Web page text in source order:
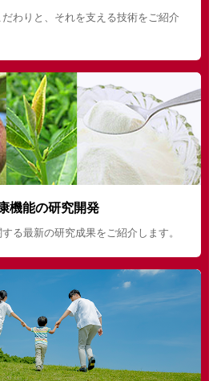
わりと、それを支える技術をご紹介
機能の研究開発
る最新の研究成果をご紹介します。